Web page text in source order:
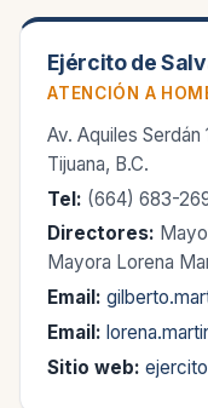
Ejército de
ATENCIÓN A
Av. Aquiles
Tijuana, B.C.
Tel: (664) 683-
Directores:
Mayora Lorena
Email:
Email:
Sitio web: